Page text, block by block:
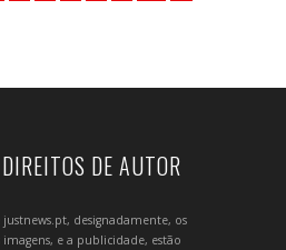
DE AUTOR
designadamente, os
imagens, e a publicidade, estão